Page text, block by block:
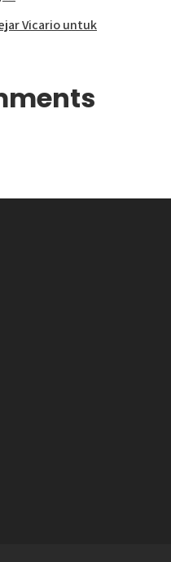
Vicario untuk